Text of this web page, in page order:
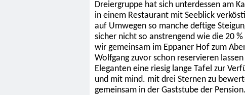
Dreiergruppe hat sich unterdessen am
in einem Restaurant mit Seeblick
auf Umwegen so manche deftige
sicher nicht so anstrengend wie die 20
wir gemeinsam im Eppaner Hof zum
Wolfgang zuvor schon reservieren
Eleganten eine riesig lange Tafel zur
und mit mind. mit drei Sternen zu
gemeinsam in der Gaststube der Pension.